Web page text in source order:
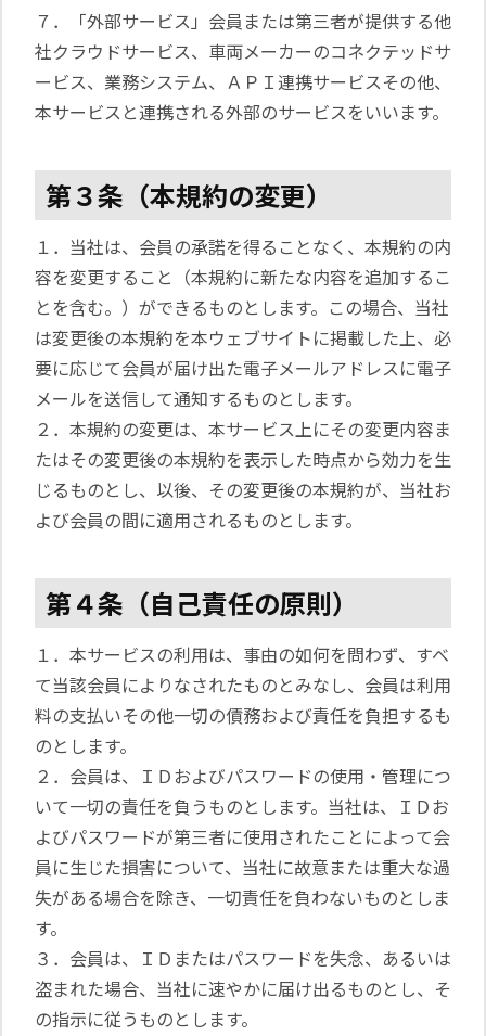
７．「外部サービス」会員または第三者が提供する他
社クラウドサービス、車両メーカーのコネクテッドサ
ービス、業務システム、ＡＰＩ連携サービスその他、
本サービスと連携される外部のサービスをいいます。
第３条（本規約の変更）
１．当社は、会員の承諾を得ることなく、本規約の内
容を変更すること（本規約に新たな内容を追加するこ
とを含む。）ができるものとします。この場合、当社
は変更後の本規約を本ウェブサイトに掲載した上、必
要に応じて会員が届け出た電子メールアドレスに電子
メールを送信して通知するものとします。
２．本規約の変更は、本サービス上にその変更内容ま
たはその変更後の本規約を表示した時点から効力を生
じるものとし、以後、その変更後の本規約が、当社お
よび会員の間に適用されるものとします。
第４条（自己責任の原則）
１．本サービスの利用は、事由の如何を問わず、すべ
て当該会員によりなされたものとみなし、会員は利用
料の支払いその他一切の債務および責任を負担するも
のとします。
２．会員は、ＩＤおよびパスワードの使用・管理につ
いて一切の責任を負うものとします。当社は、ＩＤお
よびパスワードが第三者に使用されたことによって会
員に生じた損害について、当社に故意または重大な過
失がある場合を除き、一切責任を負わないものとしま
す。
３．会員は、ＩＤまたはパスワードを失念、あるいは
盗まれた場合、当社に速やかに届け出るものとし、そ
の指示に従うものとします。